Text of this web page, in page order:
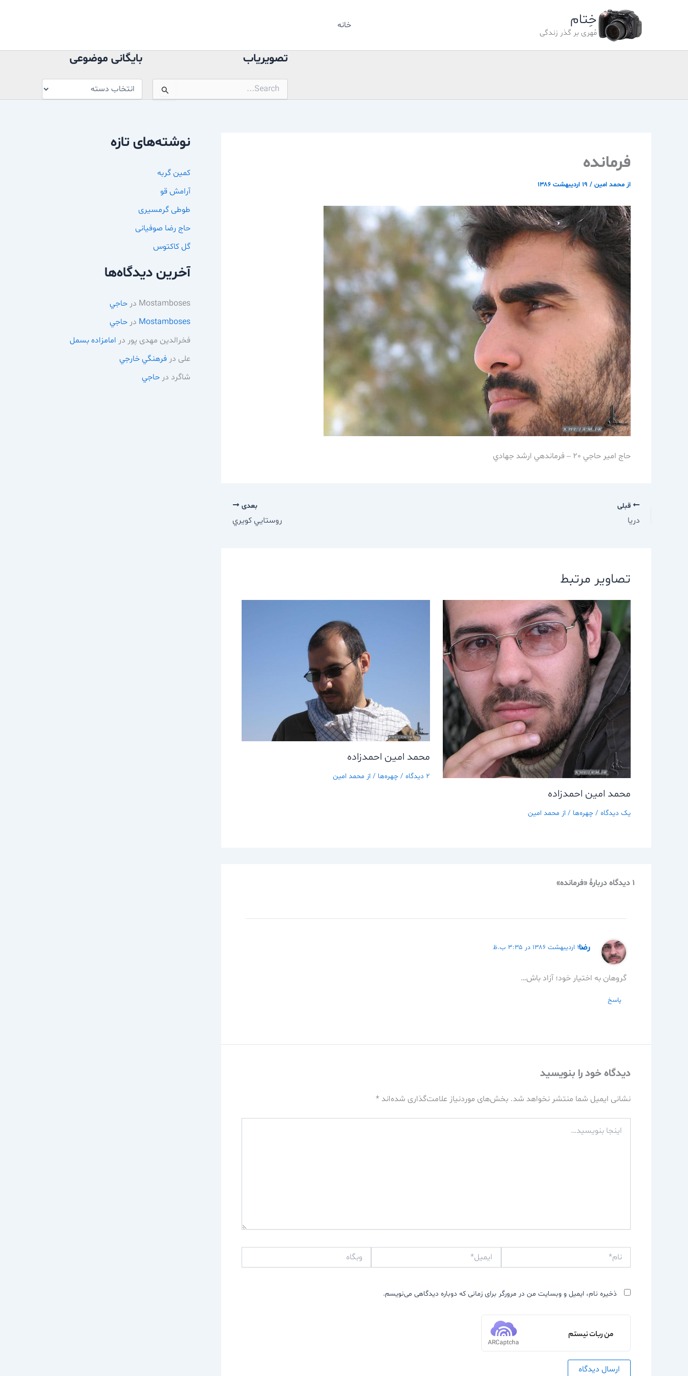
خِتام
مُهری بر گذر زندگی
خانه
تصویریاب
جستجو
برای:
بایگانی موضوعی
فرمانده
از محمد امین / ۱۹ اردیبهشت ۱۳۸۶
حاج امير حاجي 20 – فرماندهي ارشد جهادي
قبلی
دريا
بعدی
روستايي كويري
تصاویر مرتبط
محمد امين احمدزاده
یک دیدگاه / چهره‌ها / از محمد امین
محمد امين احمدزاده
2 دیدگاه /چهره‌ها / از محمد امین
1 دیدگاه دربارهٔ «فرمانده»
رضا
۲۱ اردیبهشت ۱۳۸۶ در ۳:۳۵ ب.ظ
گروهان به اختيار خود؛ آزاد باش…
پاسخ
دیدگاه‌ خود را بنویسید
نشانی ایمیل شما منتشر نخواهد شد. بخش‌های موردنیاز علامت‌گذاری شده‌اند *
بنویسید…
ذخیره نام، ایمیل و وبسایت من در مرورگر برای زمانی که دوباره دیدگاهی می‌نویسم.
من ربات نیستم
ARCaptcha
نوشته‌های تازه
کمین گربه
آرامش قو
طوطی گرمسیری
حاج رضا صوفیانی
گل کاکتوس
آخرین دیدگاه‌ها
Mostamboses در حاجي
Mostamboses در حاجي
فخرالدین مهدی پور در امامزاده بسمل
علی در فرهنگي خارجي
شاگرد در حاجي